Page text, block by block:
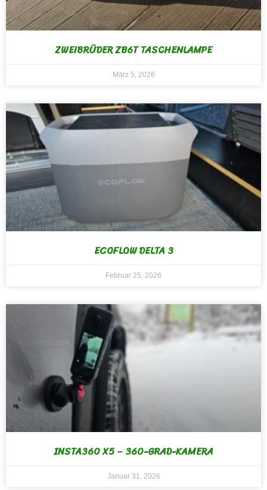
ZWEIBRÜDER ZB6T TASCHENLAMPE
März 5, 2026
ECOFLOW DELTA 3
Februar 25, 2026
INSTA360 X5 – 360-GRAD-KAMERA
Januar 31, 2026